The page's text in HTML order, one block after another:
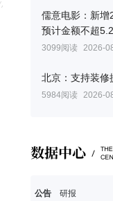
儒意电影：新增
预计金额不超
3099阅读 2026-
北京：支持装修
5984阅读 2026-
公告 研报